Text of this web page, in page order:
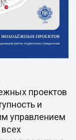
проектов
и
управлением